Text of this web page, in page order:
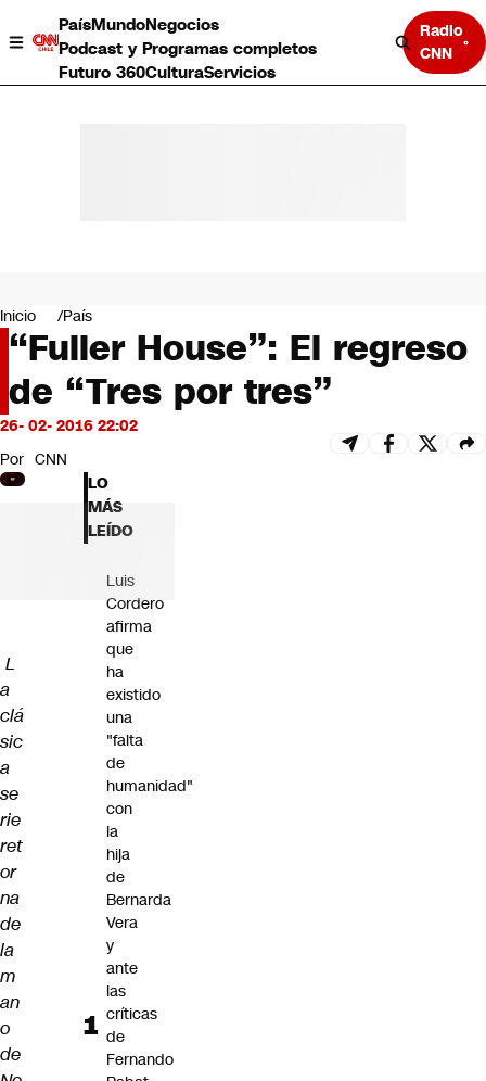
PaísMundoNegocios
Podcast y Programas completos
Futuro 360CulturaServicios
Radio
CNN
Negocios
Deportes
Programas completos
Cultura
Servicios
Bits
CNN Data
CNN tiempo
Futuro 360
Inicio País
“Fuller House”: El regreso
de “Tres por tres”
26- 02- 2016 22:02
Por CNN
L
a
clá
sic
a
se
rie
ret
or
na
de
la
m
an
o
de
LO
MÁS
LEÍDO
Luis
Cordero
afirma
que
ha
existido
una
"falta
de
humanidad"
con
la
hija
de
Bernarda
Vera
y
ante
las
críticas
de
Fernando